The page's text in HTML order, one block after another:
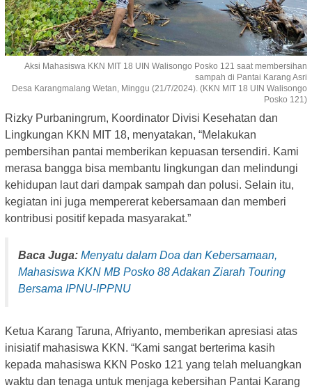
Aksi Mahasiswa KKN MIT 18 UIN Walisongo Posko 121 saat membersihan
sampah di Pantai Karang Asri
Desa Karangmalang Wetan, Minggu (21/7/2024). (KKN MIT 18 UIN Walisongo
Posko 121)
Rizky Purbaningrum, Koordinator Divisi Kesehatan dan
Lingkungan KKN MIT 18, menyatakan, “Melakukan
pembersihan pantai memberikan kepuasan tersendiri. Kami
merasa bangga bisa membantu lingkungan dan melindungi
kehidupan laut dari dampak sampah dan polusi. Selain itu,
kegiatan ini juga mempererat kebersamaan dan memberi
kontribusi positif kepada masyarakat.”
Baca Juga: Menyatu dalam Doa dan Kebersamaan,
Mahasiswa KKN MB Posko 88 Adakan Ziarah Touring
Bersama IPNU-IPPNU
Ketua Karang Taruna, Afriyanto, memberikan apresiasi atas
inisiatif mahasiswa KKN. “Kami sangat berterima kasih
kepada mahasiswa KKN Posko 121 yang telah meluangkan
waktu dan tenaga untuk menjaga kebersihan Pantai Karang